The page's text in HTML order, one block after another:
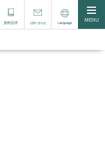
資料請求 お問い合わせ Language MENU